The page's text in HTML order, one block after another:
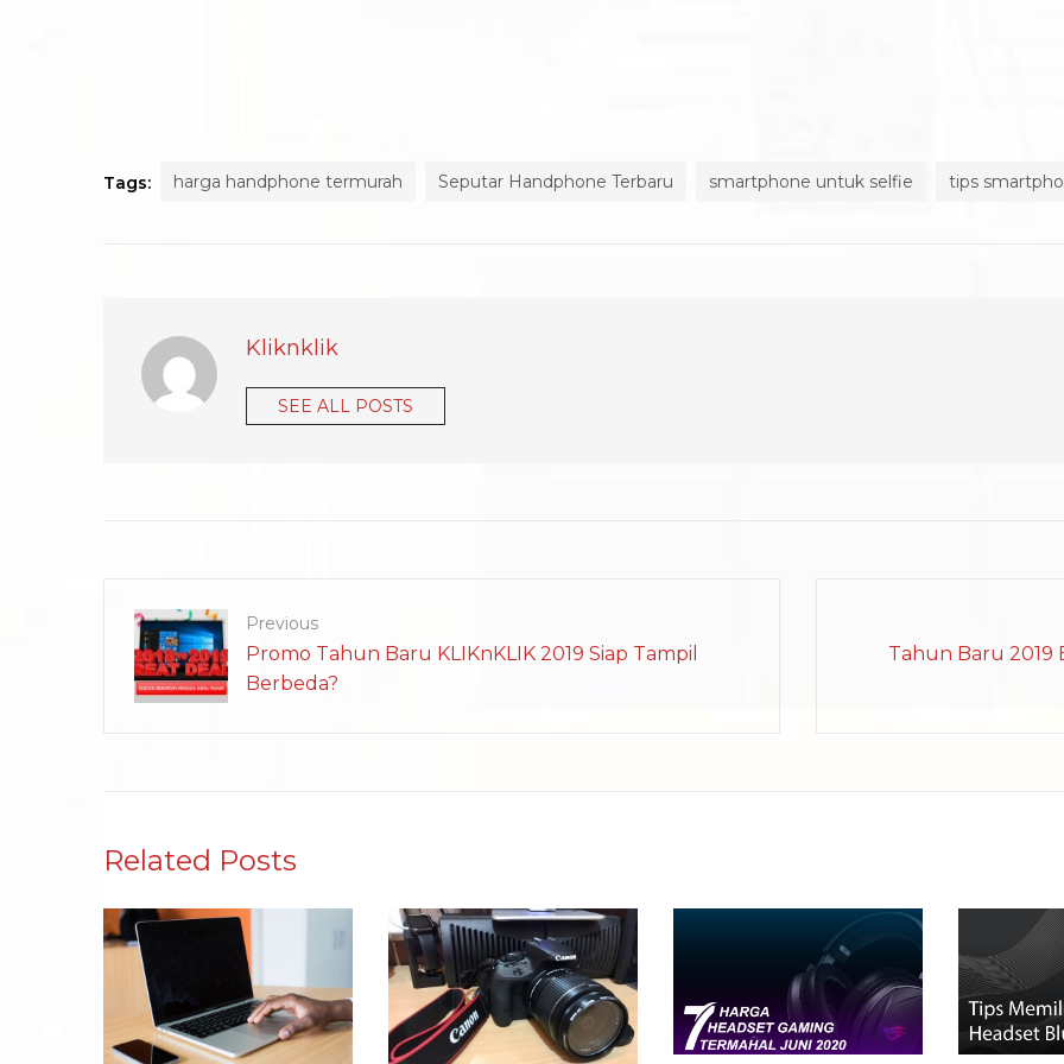
Tags: harga handphone termurah Seputar Handphone Terbaru smartphone untuk selfie tips
Kliknklik
SEE ALL POSTS
Previous
Promo Tahun Baru KLIKnKLIK 2019 Siap Tampil
Berbeda?
Tahun Baru 2019
Related Posts